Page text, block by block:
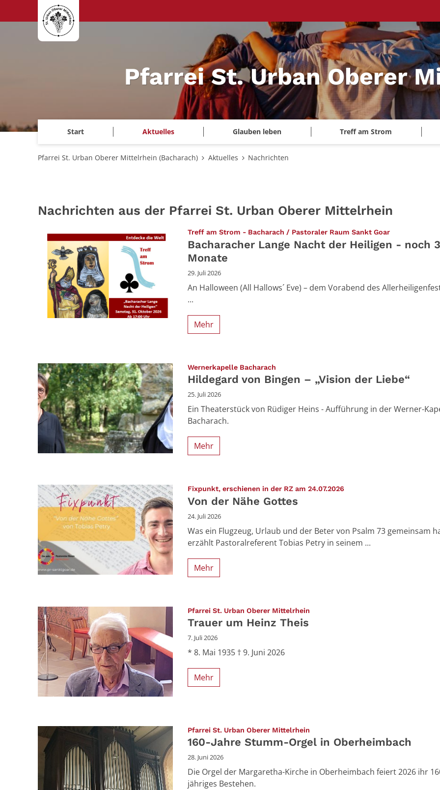
Zum Inhalt springen
Pfarrei St. Urban Oberer
Start Aktuelles Glauben leben Treff am Strom
Pfarrei St. Urban Oberer Mittelrhein (Bacharach) Aktuelles Nachrichten
Nachrichten aus der Pfarrei St. Urban Oberer Mittelrhein
Treff am Strom - Bacharach / Pastoraler Raum Sankt Goar:
Bacharacher Lange Nacht der Heiligen - noch 3
Monate
29. Juli 2026
An Halloween (All Hallows´ Eve) – dem Vorabend des
...
Mehr
Wernerkapelle Bacharach
Hildegard von Bingen – „Vision der Liebe“
25. Juli 2026
Ein Theaterstück von Rüdiger Heins - Aufführung in der Werner-
Bacharach.
Mehr
Fixpunkt, erschienen in der RZ am 24.07.2026
Von der Nähe Gottes
24. Juli 2026
Was ein Flugzeug, Urlaub und der Beter von Psalm 73 gemeinsam
erzählt Pastoralreferent Tobias Petry in seinem ...
Mehr
Pfarrei St. Urban Oberer Mittelrhein
Trauer um Heinz Theis
7. Juli 2026
* 8. Mai 1935 † 9. Juni 2026
Mehr
Pfarrei St. Urban Oberer Mittelrhein
160-Jahre Stumm-Orgel in Oberheimbach
28. Juni 2026
Die Orgel der Margaretha-Kirche in Oberheimbach feiert 2026 ihr
jähriges Bestehen.